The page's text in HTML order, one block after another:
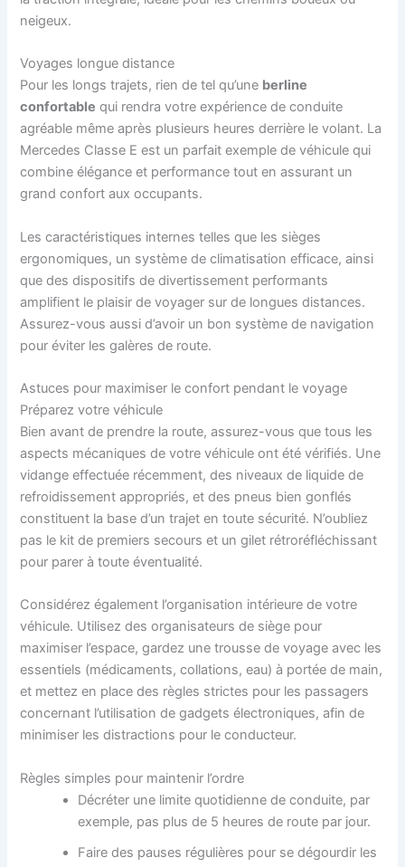
neigeux.
Voyages longue distance
Pour les longs trajets, rien de tel qu’une berline
confortable qui rendra votre expérience de conduite
agréable même après plusieurs heures derrière le volant. La
Mercedes Classe E est un parfait exemple de véhicule qui
combine élégance et performance tout en assurant un
grand confort aux occupants.
Les caractéristiques internes telles que les sièges
ergonomiques, un système de climatisation efficace, ainsi
que des dispositifs de divertissement performants
amplifient le plaisir de voyager sur de longues distances.
Assurez-vous aussi d’avoir un bon système de navigation
pour éviter les galères de route.
Astuces pour maximiser le confort pendant le voyage
Préparez votre véhicule
Bien avant de prendre la route, assurez-vous que tous les
aspects mécaniques de votre véhicule ont été vérifiés. Une
vidange effectuée récemment, des niveaux de liquide de
refroidissement appropriés, et des pneus bien gonflés
constituent la base d’un trajet en toute sécurité. N’oubliez
pas le kit de premiers secours et un gilet rétroréfléchissant
pour parer à toute éventualité.
Considérez également l’organisation intérieure de votre
véhicule. Utilisez des organisateurs de siège pour
maximiser l’espace, gardez une trousse de voyage avec les
essentiels (médicaments, collations, eau) à portée de main,
et mettez en place des règles strictes pour les passagers
concernant l’utilisation de gadgets électroniques, afin de
minimiser les distractions pour le conducteur.
Règles simples pour maintenir l’ordre
Décréter une limite quotidienne de conduite, par
exemple, pas plus de 5 heures de route par jour.
Faire des pauses régulières pour se dégourdir les